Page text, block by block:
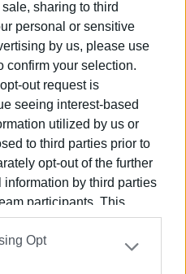
sharing to third
personal or sensitive
by us, please use
confirm your selection.
out request is
seeing interest-based
utilized by us or
to third parties prior to
opt-out of the further
by third parties
participants. This
by us to third parties
Participants
that may
parties.
Opt
2,3% σε σύγκριση με
των 14
η Fraport Greece έχει
256 εκατ. επιβάτες.